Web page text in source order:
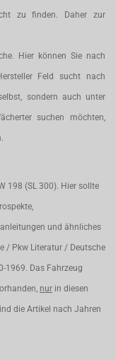
zu finden. Daher zur
Hier können Sie nach
Feld sucht nach
sondern auch unter
suchen möchten,
198 (SL 300). Hier sollte
und ähnliches
/ Pkw Literatur / Deutsche
1969. Das Fahrzeug
nur in diesen
die Artikel nach Jahren